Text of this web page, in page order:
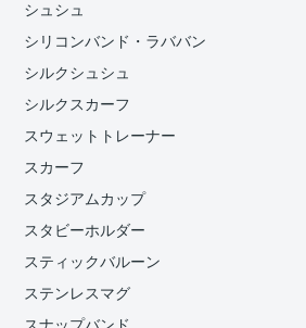
シュシュ
シリコンバンド・ラババン
シルクシュシュ
シルクスカーフ
スウェットトレーナー
スカーフ
スタジアムカップ
スタビーホルダー
スティックバルーン
ステンレスマグ